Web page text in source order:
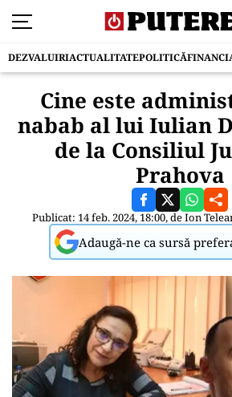
DEZVALUIRIACTUALITATEPOLITICĂ
Cine este
nabab al lui Iulian
de la Consiliul
Prahova
Publicat: 14 feb. 2024, 18:00, deIon
Adaugă-ne ca sursă